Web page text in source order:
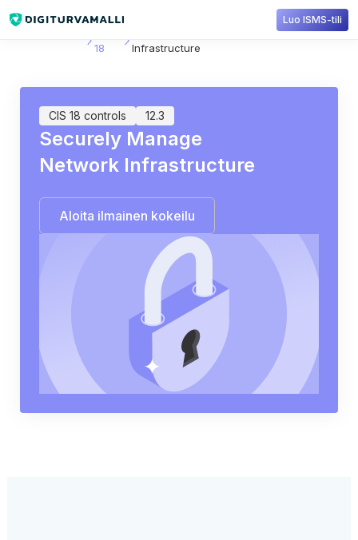
Luo ISMS-tili
18
12.3: Securely Manage Network
Infrastructure
CIS 18 controls 12.3
Securely Manage
Network Infrastructure
Aloita ilmainen kokeilu